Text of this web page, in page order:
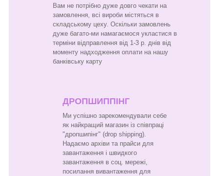
Вам не потрібно дуже довго чекати на
замовлення, всі вироби містяться в
складському цеху. Оскільки замовлень
дуже багато-ми намагаємося укластися в
терміни відправлення від 1-3 р. днів від
моменту надходження оплати на нашу
банківську карту
ДРОПШИППІНГ
Ми успішно зарекомендували себе
як найкращий магазин із співпраці
"дропшипінг" (drop shipping).
Надаємо архіви та прайси для
завантаження і швидкого
завантаження в соц. мережі,
посилання вивантаження для